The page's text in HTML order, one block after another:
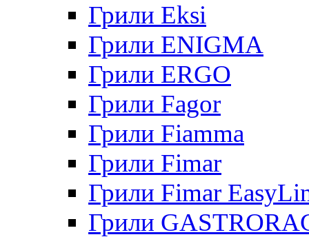
Грили Eksi
Грили ENIGMA
Грили ERGO
Грили Fagor
Грили Fiamma
Грили Fimar
Грили Fimar
Грили